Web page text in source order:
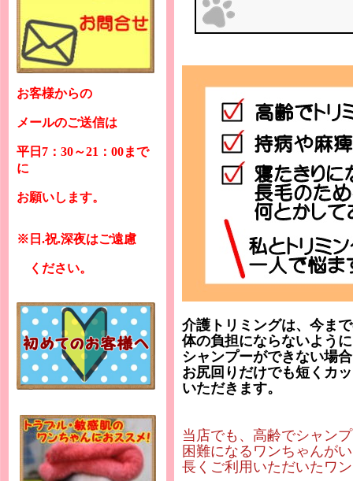
お客様からの
メールのご送信は
平日7：30～21：00まで
に
お願いします。
※日.祝.深夜はご遠慮
ください。
介護トリミングは、今ま
体の負担にならないよう
シャンプーができない場
お尻回りだけでも短くカ
いただきます。
当店でも、高齢でシャン
困難になるワンちゃんが
長くご利用いただいたワ